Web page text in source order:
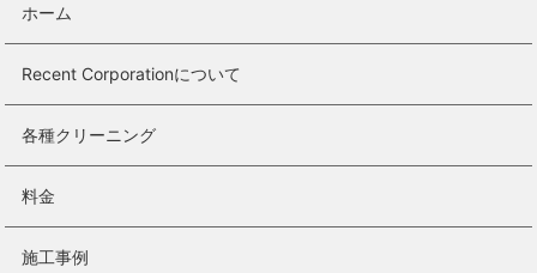
ホーム
Recent Corporationについて
各種クリーニング
料金
施工事例